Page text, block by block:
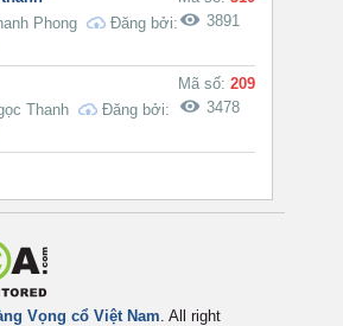
3891
Phong
Đăng bởi:
Mã số: 209
3478
Thanh
Đăng bởi:
Vọng cổ Việt Nam. All right